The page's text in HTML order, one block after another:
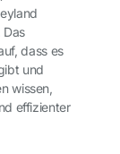
Das
dass es
und
wissen,
effizienter